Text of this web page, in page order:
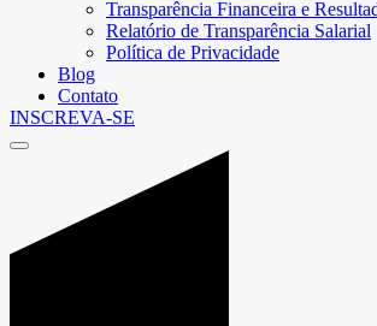
Transparência Financeira e
Relatório de Transparência Salarial
Política de Privacidade
Blog
Contato
INSCREVA-SE